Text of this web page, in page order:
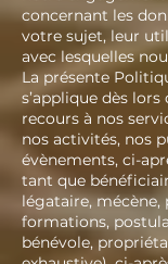
concernant les
votre sujet, leur
avec lesquelles
La présente
s’applique dès lors
recours à nos
nos activités, nos
évènements, ci-
tant que
légataire,
formations,
bénévole,